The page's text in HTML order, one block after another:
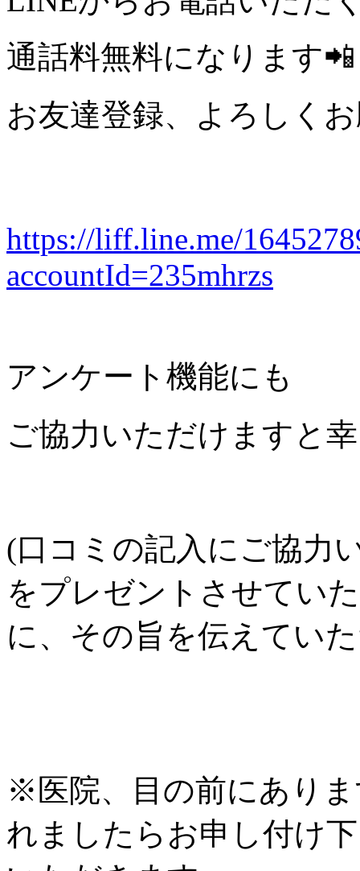
通話料無料になります📲
お友達登録、よろしくお
https://liff.line.me/
accountId=235mhrzs
アンケート機能にも
ご協力いただけますと幸
(口コミの記入にご協力
をプレゼントさせてい
に、その旨を伝えてい
※医院、目の前にあり
れましたらお申し付け